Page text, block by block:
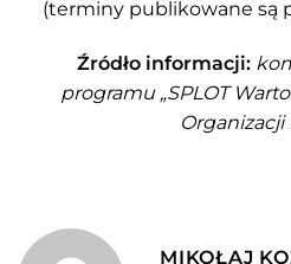
(terminy publikowane są
Źródło informacji:
programu „SPLOT
Organizacji
MIKOŁAJ